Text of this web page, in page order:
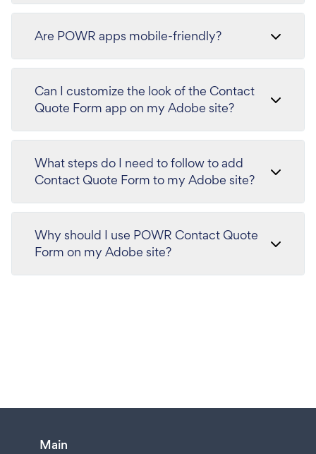
Are POWR apps mobile-friendly?
Can I customize the look of the Contact
Quote Form app on my Adobe site?
What steps do I need to follow to add
Contact Quote Form to my Adobe site?
Why should I use POWR Contact Quote
Form on my Adobe site?
Main